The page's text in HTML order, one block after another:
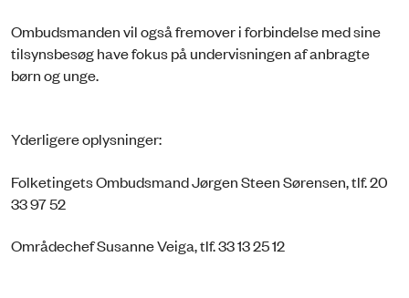
Ombudsmanden vil også fremover i forbindelse med sine
tilsynsbesøg have fokus på undervisningen af anbragte
børn og unge.
Yderligere oplysninger:
Folketingets Ombudsmand Jørgen Steen Sørensen, tlf. 20
33 97 52
Områdechef Susanne Veiga, tlf. 33 13 25 12